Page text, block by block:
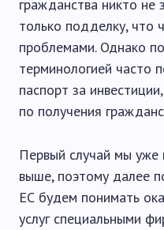
гражданства никто не
только подделку, что
проблемами. Однако
терминологией часто
паспорт за
по получения
Первый случай мы уже
выше, поэтому далее
ЕС будем понимать
услуг специальными